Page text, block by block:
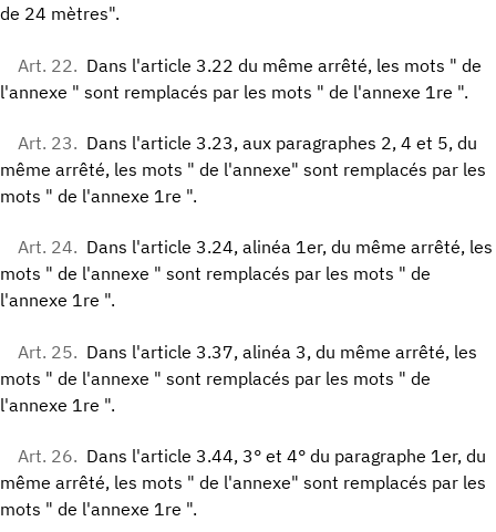
de 24 mètres".
Art. 22. Dans l'article 3.22 du même arrêté, les mots " de
l'annexe " sont remplacés par les mots " de l'annexe 1re ".
Art. 23. Dans l'article 3.23, aux paragraphes 2, 4 et 5, du
même arrêté, les mots " de l'annexe" sont remplacés par les
mots " de l'annexe 1re ".
Art. 24. Dans l'article 3.24, alinéa 1er, du même arrêté, les
mots " de l'annexe " sont remplacés par les mots " de
l'annexe 1re ".
Art. 25. Dans l'article 3.37, alinéa 3, du même arrêté, les
mots " de l'annexe " sont remplacés par les mots " de
l'annexe 1re ".
Art. 26. Dans l'article 3.44, 3° et 4° du paragraphe 1er, du
même arrêté, les mots " de l'annexe" sont remplacés par les
mots " de l'annexe 1re ".